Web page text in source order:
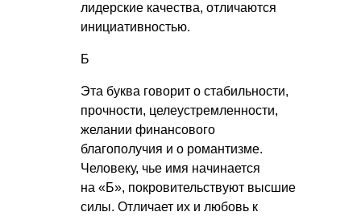
лидерские качества, отличаются
инициативностью.
Б
Эта буква говорит о стабильности,
прочности, целеустремленности,
желании финансового
благополучия и о романтизме.
Человеку, чье имя начинается
на «Б», покровительствуют высшие
силы. Отличает их и любовь к